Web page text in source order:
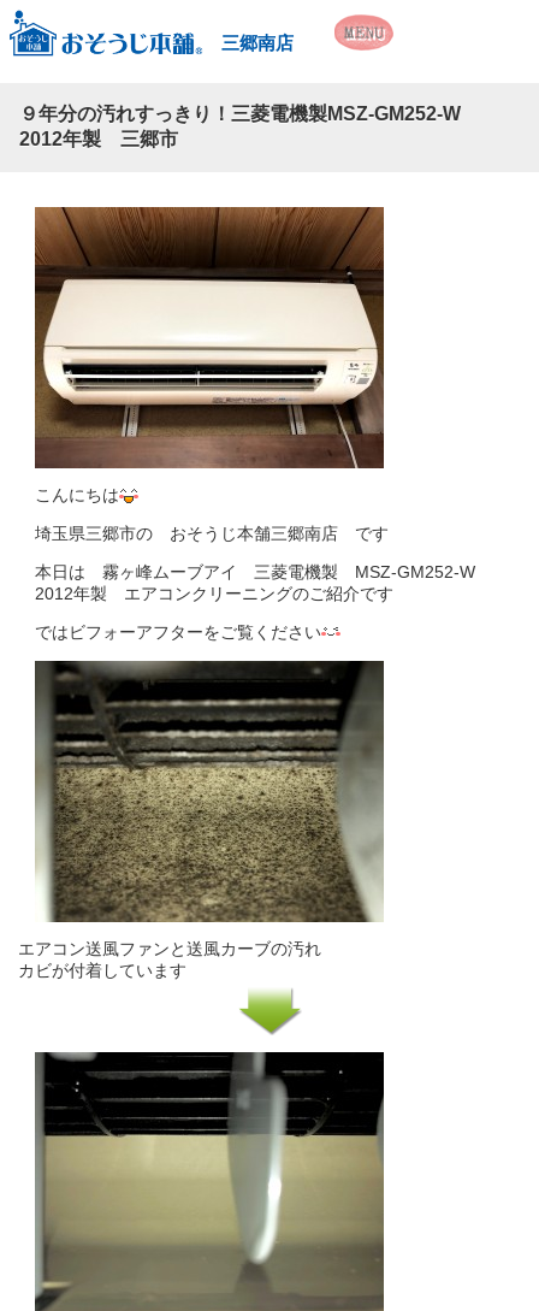
三郷南店
９年分の汚れすっきり！三菱電機製MSZ-GM252-W
2012年製 三郷市
こんにちは
埼玉県三郷市の おそうじ本舗三郷南店 です
本日は 霧ヶ峰ムーブアイ 三菱電機製 MSZ-GM252-W
2012年製 エアコンクリーニングのご紹介です
ではビフォーアフターをご覧ください
エアコン送風ファンと送風カーブの汚れ
カビが付着しています